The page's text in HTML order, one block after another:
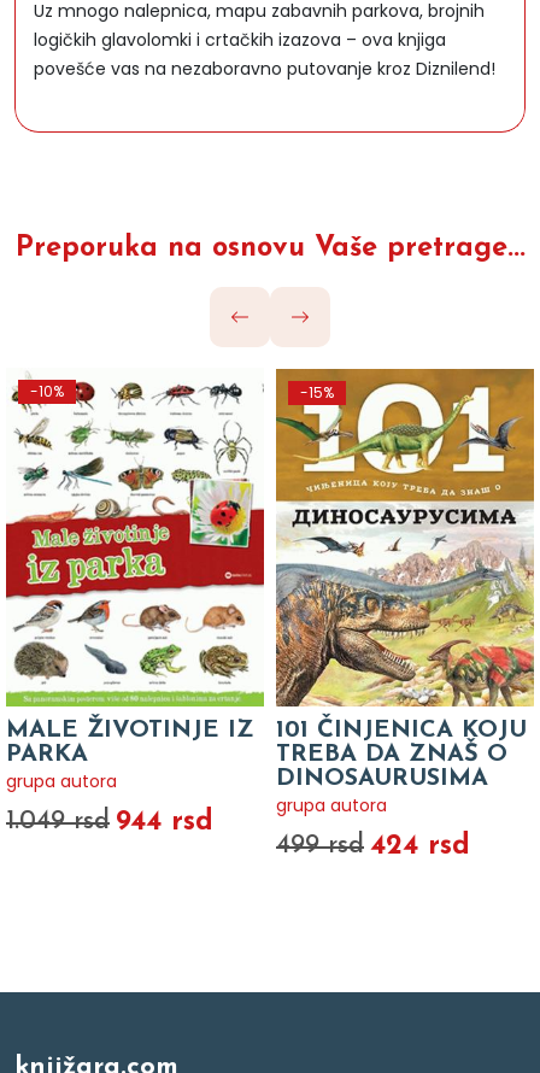
Uz mnogo nalepnica, mapu zabavnih parkova, brojnih
logičkih glavolomki i crtačkih izazova – ova knjiga
povešće vas na nezaboravno putovanje kroz Diznilend!
Preporuka na osnovu Vaše pretrage...
-10%
MALE ŽIVOTINJE IZ
PARKA
grupa autora
1.049 rsd 944 rsd
-15%
101 ČINJENICA KOJU
TREBA DA ZNAŠ O
DINOSAURUSIMA
grupa autora
499 rsd 424 rsd
knjižara.com